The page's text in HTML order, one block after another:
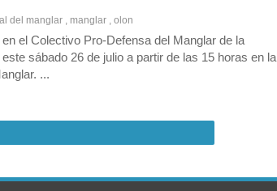
del manglar , manglar , olon
el Colectivo Pro-Defensa del Manglar de la
sábado 26 de julio a partir de las 15 horas en la
...